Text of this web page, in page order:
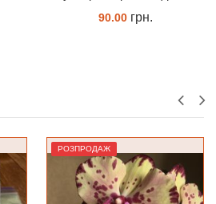
90.00грн.
РОЗПРОДАЖ